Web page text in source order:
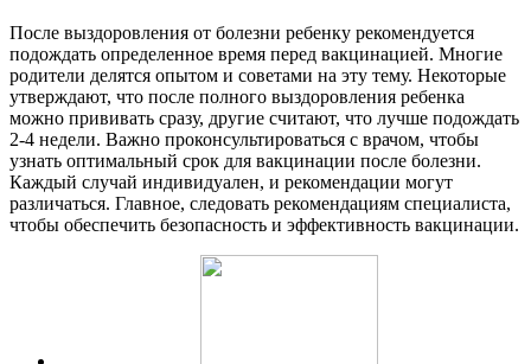
После выздоровления от болезни ребенку рекомендуется
подождать определенное время перед вакцинацией. Многие
родители делятся опытом и советами на эту тему. Некоторые
утверждают, что после полного выздоровления ребенка
можно прививать сразу, другие считают, что лучше подождать
2-4 недели. Важно проконсультироваться с врачом, чтобы
узнать оптимальный срок для вакцинации после болезни.
Каждый случай индивидуален, и рекомендации могут
различаться. Главное, следовать рекомендациям специалиста,
чтобы обеспечить безопасность и эффективность вакцинации.